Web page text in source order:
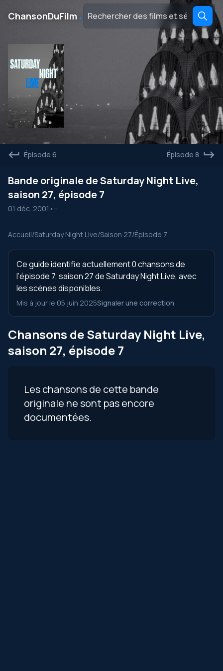
ChansonDuFilm ․
Épisode 6 Épisode 8
Bande originale de Saturday Night Live,
saison 27, épisode 7
01 déc. 2001 • --
Accueil/Saturday Night Live/Saison 27/Épisode 7
Ce guide identifie actuellement 0 chansons de
l’épisode 7, saison 27 de Saturday Night Live, avec
les scènes disponibles.
Mis à jour le 05 juin 2025Signaler une correction
Chansons de Saturday Night Live,
saison 27, épisode 7
Les chansons de cette bande
originale ne sont pas encore
documentées.